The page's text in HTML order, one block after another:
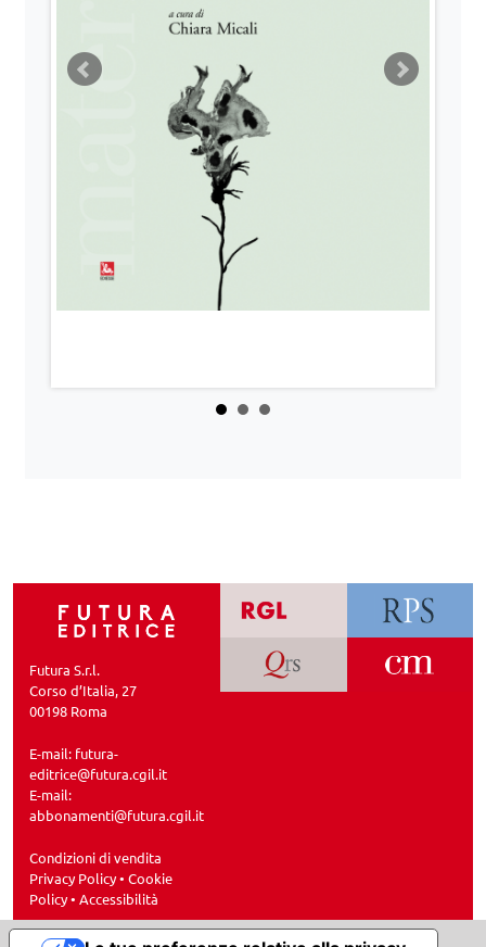
Futura S.r.l.
Corso d’Italia, 27
00198 Roma
E-mail: futura-
editrice@futura.cgil.it
E-mail:
abbonamenti@futura.cgil.it
Condizioni di vendita
Privacy Policy• Cookie
Policy• Accessibilità